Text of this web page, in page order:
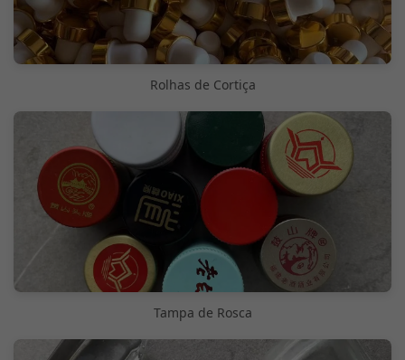
Rolhas de Cortiça
Tampa de Rosca